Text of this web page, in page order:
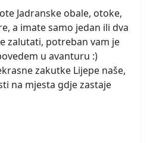
Jadranske obale, otoke,
a imate samo jedan ili dva
zalutati, potreban vam je
u avanturu :)
zakutke Lijepe naše,
na mjesta gdje zastaje